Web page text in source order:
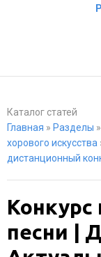
Каталог статей
Главная » Разделы »
хорового искусства
дистанционный
Конкурс
песни |